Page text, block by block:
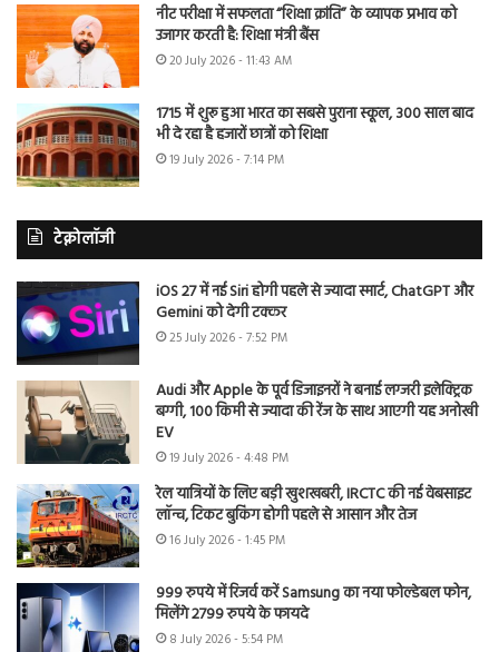
नीट परीक्षा में सफलता “शिक्षा क्रांति” के व्यापक प्रभाव को
उजागर करती है: शिक्षा मंत्री बैंस
20 July 2026 - 11:43 AM
1715 में शुरू हुआ भारत का सबसे पुराना स्कूल, 300 साल बाद
भी दे रहा है हजारों छात्रों को शिक्षा
19 July 2026 - 7:14 PM
टेक्नोलॉजी
iOS 27 में नई Siri होगी पहले से ज्यादा स्मार्ट, ChatGPT और
Gemini को देगी टक्कर
25 July 2026 - 7:52 PM
Audi और Apple के पूर्व डिजाइनरों ने बनाई लग्जरी इलेक्ट्रिक
बग्गी, 100 किमी से ज्यादा की रेंज के साथ आएगी यह अनोखी
EV
19 July 2026 - 4:48 PM
रेल यात्रियों के लिए बड़ी खुशखबरी, IRCTC की नई वेबसाइट
लॉन्च, टिकट बुकिंग होगी पहले से आसान और तेज
16 July 2026 - 1:45 PM
999 रुपये में रिजर्व करें Samsung का नया फोल्डेबल फोन,
मिलेंगे 2799 रुपये के फायदे
8 July 2026 - 5:54 PM